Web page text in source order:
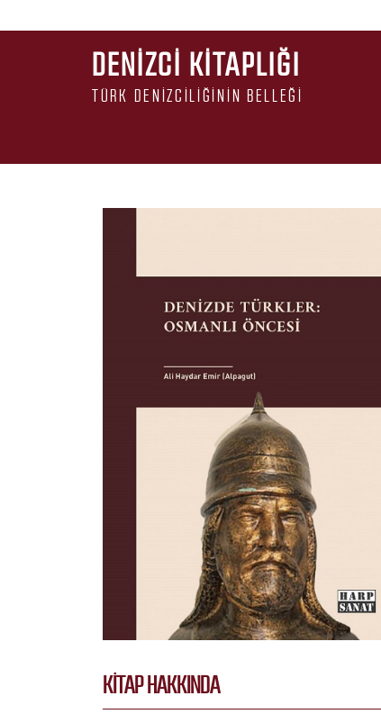
DENIZCI KITAPLIĞI
TÜRK DENIZCILIĞININ BELLEĞI
KITAP HAKKINDA